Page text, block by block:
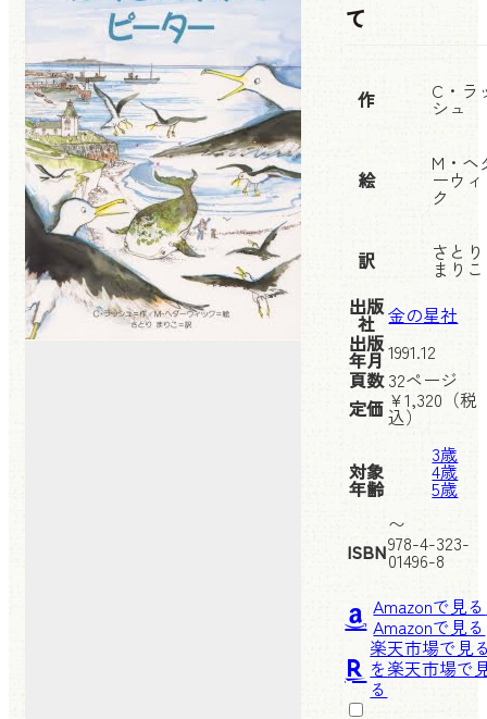
て
作 C・ラ
シュ
絵
M・ヘ
ーウ
ク
訳 さとり
まりこ
出版
社 金の星社
出版
年月1991.12
頁数 32ページ
定価 ¥1,320 （税
込）
対象
年齢
3歳
4歳
5歳
〜
ISBN978-4-323-
01496-8
Amazonで見る
楽天市場で見